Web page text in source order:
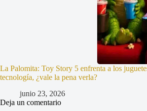
La Palomita: Toy Story 5 enfrenta a los
tecnología, ¿vale la pena verla?
junio 23, 2026
Deja un comentario